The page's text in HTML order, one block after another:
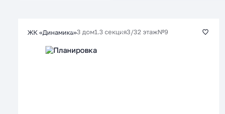
Сначала дороже
Площадь меньше
ЖК «Динамика»3 дом1.3 секция3/32 этаж№9